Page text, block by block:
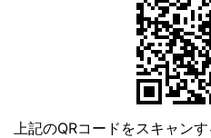
上記のQRコードをスキャン